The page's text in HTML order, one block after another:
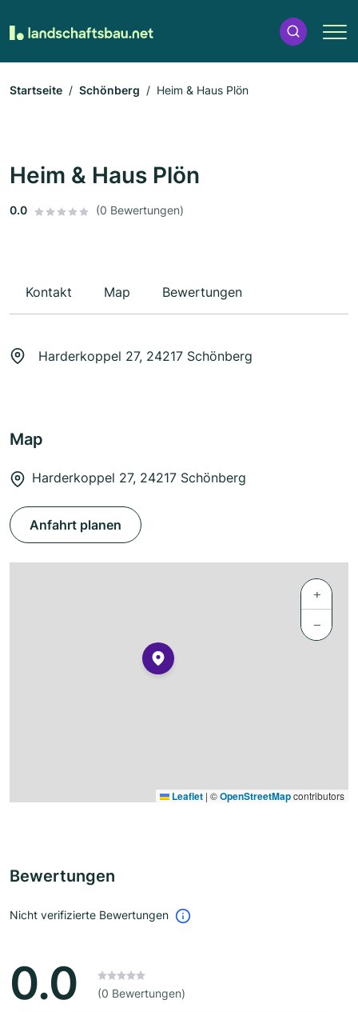
Startseite Schönberg Heim & Haus Plön
Heim & Haus Plön
0.0 (0 Bewertungen)
Kontakt Map Bewertungen
Harderkoppel 27, 24217 Schönberg
Map
Harderkoppel 27, 24217 Schönberg
Anfahrt planen
+
−
Leaflet | ©OpenStreetMapcontributors
Bewertungen
Nicht verifizierte Bewertungen
0.0 (0 Bewertungen)